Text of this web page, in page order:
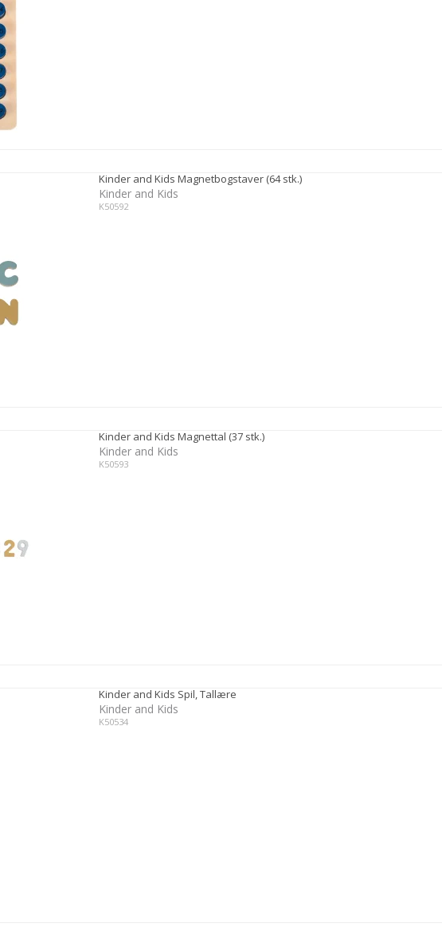
Kinder and Kids Magnetbogstaver (64 stk.)
Kinder and Kids
K50592
Kinder and Kids Magnettal (37 stk.)
Kinder and Kids
K50593
Kinder and Kids Spil, Tallære
Kinder and Kids
K50534